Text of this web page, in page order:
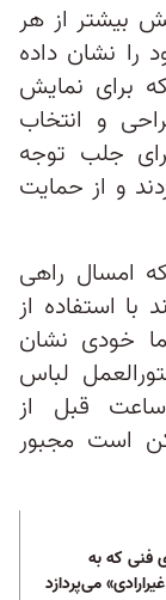
بیشتر از هر
را نشان داده
برای نمایش
و انتخاب
جلب توجه
و از حمایت
امسال راهی
با استفاده از
خودی نشان
لباس
جشنواره فیلم کن که تنها ۲۴ ساعت قبل از
است مجبور
فنی که به
می‌پردازد